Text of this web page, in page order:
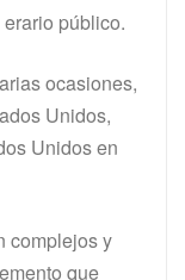
público.
ocasiones,
Unidos,
Unidos en
complejos y
que